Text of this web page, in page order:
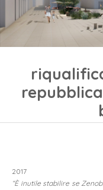
2017
“È inutile stabilire se